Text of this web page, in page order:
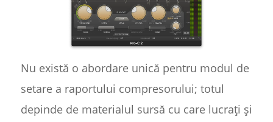
Nu există o abordare unică pentru modul de
setare a raportului compresorului; totul
depinde de materialul sursă cu care lucrați și